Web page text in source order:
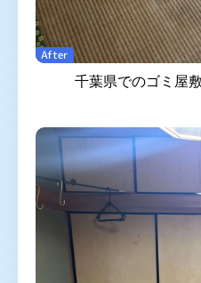
After
千葉県でのゴミ屋